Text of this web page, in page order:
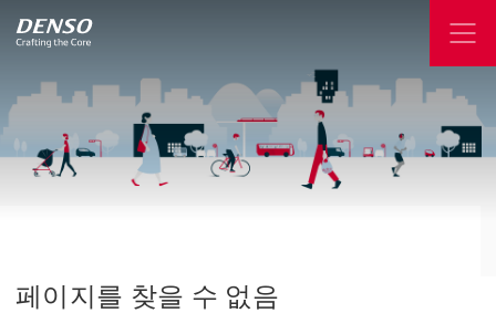
페이지를 찾을 수 없음